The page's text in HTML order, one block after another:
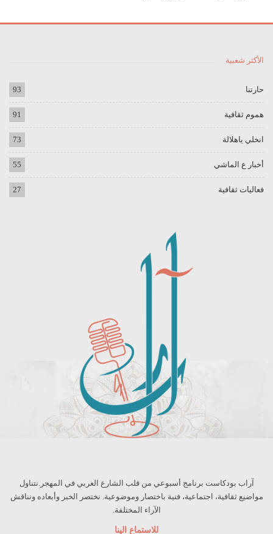
الأكثر شعبية
حارتنا 93
هموم ثقافية 91
انخلي ياهلالة 73
أخبار ع الماشي 55
فعاليات ثقافية 27
آراب بودكاست برنامج أسبوعي من قلب الشارع العربي في المهجر.نتناول
مواضيع ثقافية، اجتماعية، فنية باختصار وموضوعية. نختصر الخبر وأبعاده ونناقش
الآراء المختلفة.
للاستماع الينا